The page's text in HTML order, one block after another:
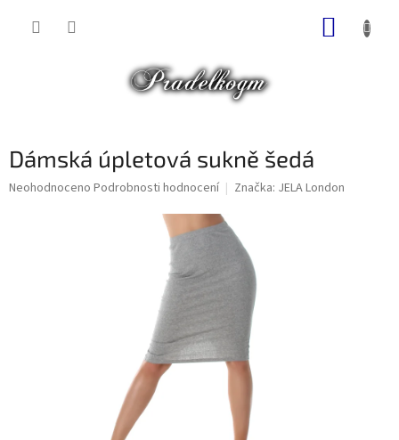
Dámská úpletová sukně šedá
Průměrné
Neohodnoceno Podrobnosti hodnocení Značka: JELA London